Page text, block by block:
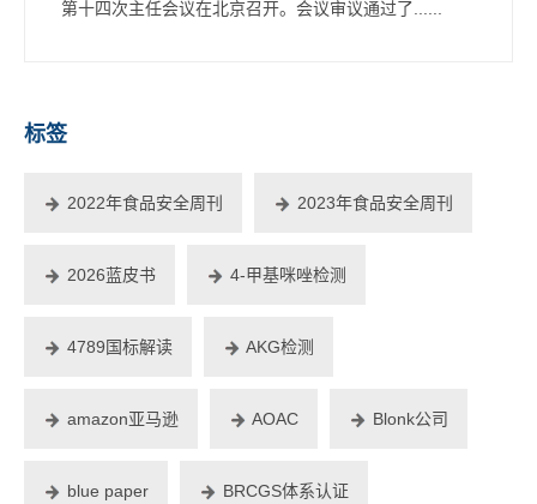
第十四次主任会议在北京召开。会议审议通过了......
标签
2022年食品安全周刊 2023年食品安全周刊
2026蓝皮书 4-甲基咪唑检测
4789国标解读 AKG检测
amazon亚马逊 AOAC Blonk公司
blue paper BRCGS体系认证